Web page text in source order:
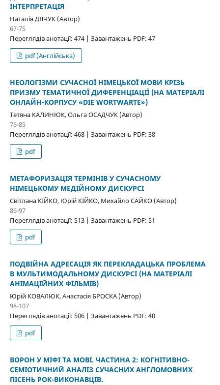
ІНТЕРПРЕТАЦІЯ
Наталія ДЯЧУК (Автор)
67-75
Переглядів анотації: 474 | Завантажень PDF: 47
pdf (Англійська)
НЕОЛОГІЗМИ СУЧАСНОЇ НІМЕЦЬКОЇ МОВИ КРІЗЬ
ПРИЗМУ ТЕМАТИЧНОЇ ДИФЕРЕНЦІАЦІЇ (НА МАТЕРІАЛІ
ОНЛАЙН-КОРПУСУ «DIE WORTWARTE»)
Тетяна КАЛИНЮК, Ольга ОСАДЧУК (Автор)
76-85
Переглядів анотації: 468 | Завантажень PDF: 38
pdf
МЕТАФОРИЗАЦІЯ ТЕРМІНІВ У СУЧАСНОМУ
НІМЕЦЬКОМУ МЕДІЙНОМУ ДИСКУРСІ
Світлана КІЙКО, Юрій КІЙКО, Михайло САЙКО (Автор)
86-97
Переглядів анотації: 513 | Завантажень PDF: 51
pdf
ПОДВІЙНА АДРЕСАЦІЯ ЯК ПЕРЕКЛАДАЦЬКА ПРОБЛЕМА
В МУЛЬТИМОДАЛЬНОМУ ДИСКУРСІ (НА МАТЕРІАЛІ
АНІМАЦІЙНИХ ФІЛЬМІВ)
Юрій КОВАЛЮК, Анастасія БРОСКА (Автор)
98-107
Переглядів анотації: 506 | Завантажень PDF: 40
pdf
ВОРОН У МІФІ ТА МОВІ. ЧАСТИНА 2: КОГНІТИВНО-
СЕМІОТИЧНИЙ АНАЛІЗ СУЧАСНИХ АНГЛОМОВНИХ
ПІСЕНЬ РОК-ВИКОНАВЦІВ.